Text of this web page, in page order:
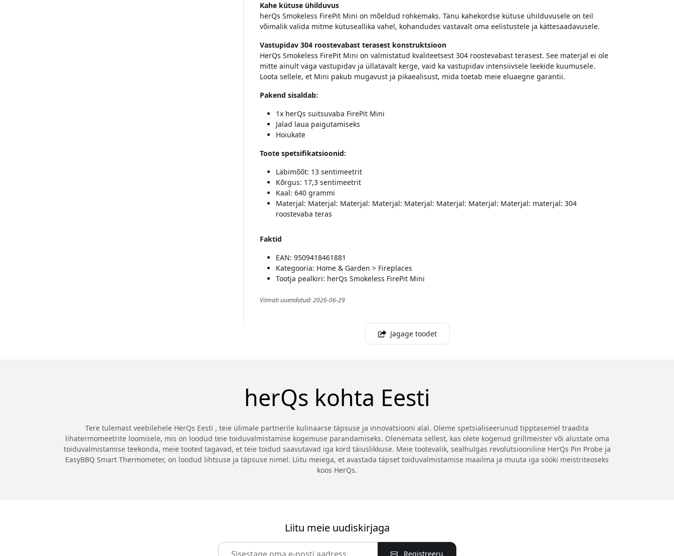
Kahe kütuse ühilduvus
herQs Smokeless FirePit Mini on mõeldud rohkemaks. Tänu kahekordse kütuse ühilduvusele on teil
võimalik valida mitme kütuseallika vahel, kohandudes vastavalt oma eelistustele ja kättesaadavusele.
Vastupidav 304 roostevabast terasest konstruktsioon
HerQs Smokeless FirePit Mini on valmistatud kvaliteetsest 304 roostevabast terasest. See materjal ei ole
mitte ainult väga vastupidav ja üllatavalt kerge, vaid ka vastupidav intensiivsele leekide kuumusele.
Loota sellele, et Mini pakub mugavust ja pikaealisust, mida toetab meie eluaegne garantii.
Pakend sisaldab:
1x herQs suitsuvaba FirePit Mini
Jalad laua paigutamiseks
Hoiukate
Toote spetsifikatsioonid:
Läbimõõt: 13 sentimeetrit
Kõrgus: 17,3 sentimeetrit
Kaal: 640 grammi
Materjal: Materjal: Materjal: Materjal: Materjal: Materjal: Materjal: Materjal: materjal: 304
roostevaba teras
Faktid
EAN: 9509418461881
Kategooria: Home & Garden > Fireplaces
Tootja pealkiri: herQs Smokeless FirePit Mini
Viimati uuendatud: 2026-06-29
Jagage toodet
herQs kohta Eesti
Tere tulemast veebilehele HerQs Eesti , teie ülimale partnerile kulinaarse täpsuse ja innovatsiooni alal. Oleme spetsialiseerunud tipptasemel traadita
lihatermomeetrite loomisele, mis on loodud teie toiduvalmistamise kogemuse parandamiseks. Olenemata sellest, kas olete kogenud grillmeister või alustate oma
toiduvalmistamise teekonda, meie tooted tagavad, et teie toidud saavutavad iga kord täiuslikkuse. Meie tootevalik, sealhulgas revolutsiooniline HerQs Pin Probe ja
EasyBBQ Smart Thermometer, on loodud lihtsuse ja täpsuse nimel. Liitu meiega, et avastada täpset toiduvalmistamise maailma ja muuta iga sööki meistriteoseks
koos HerQs.
Liitu meie uudiskirjaga
Registreeru